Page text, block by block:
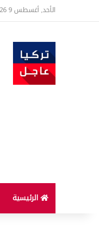
الأحد, أغسطس 9 2026
الرئيسية